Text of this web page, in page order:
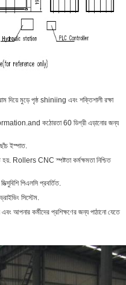
দিয়ে মুড়ে পৃষ্ঠ shiniing এবং শক্তিশালী রক্ষা
কঠোরতা 60 ডিগ্রী এড়ানোর জন্য
ছাঁচ ইস্পাত.
হয়. Rollers CNC স্পষ্টতা কর্মক্ষমতা নিশ্চিত
পিএলসি প্রবর্তিত.
সিস্টেম.
আপনার কর্মীদের প্রশিক্ষণের জন্য পাঠানো যেতে